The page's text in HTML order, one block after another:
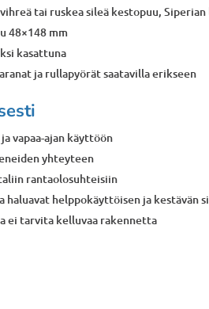
tai ruskea sileä kestopuu,
48×148 mm
kasattuna
ja rullapyörät saatavilla erikseen
vapaa-ajan käyttöön
yhteyteen
rantaolosuhteisiin
haluavat helppokäyttöisen ja kestävän
ei tarvita kelluvaa rakennetta